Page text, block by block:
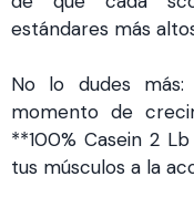
estándares más
No lo dudes
momento de
**100% Casein 2
tus músculos a la